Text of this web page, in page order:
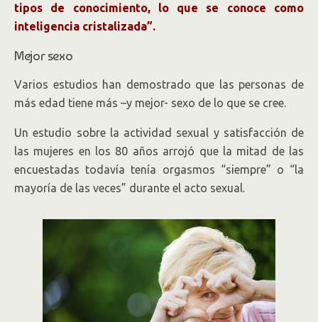
tipos de conocimiento, lo que se conoce como
inteligencia cristalizada”.
Mejor sexo
Varios estudios han demostrado que las personas de
más edad tiene más –y mejor- sexo de lo que se cree.
Un estudio sobre la actividad sexual y satisfacción de
las mujeres en los 80 años arrojó que la mitad de las
encuestadas todavía tenía orgasmos “siempre” o “la
mayoría de las veces” durante el acto sexual.